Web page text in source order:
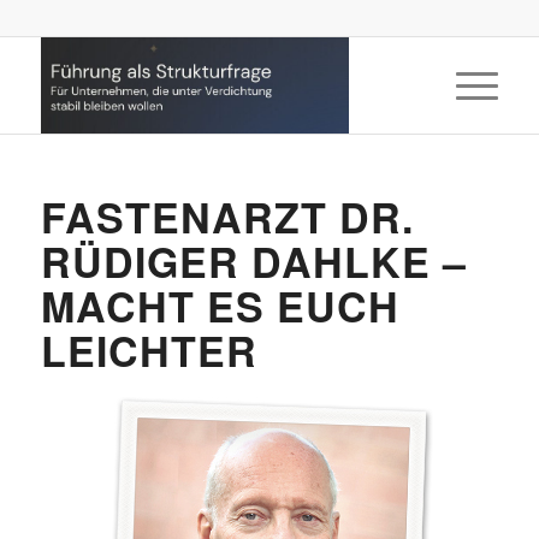
FASTENARZT DR.
RÜDIGER DAHLKE –
MACHT ES EUCH
LEICHTER